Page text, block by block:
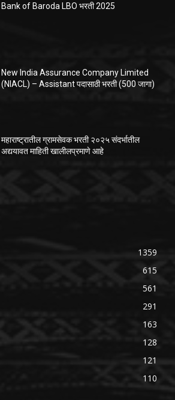
Bank of Baroda LBO भरती 2025
New India Assurance Company Limited
(NIACL) – Assistant पदासाठी भरती (500 जागा)
महाराष्ट्रातील ग्रामसेवक भरती २०२५ संदर्भातील
अद्ययावत माहिती खालीलप्रमाणे आहे
1359
615
561
291
163
128
121
110